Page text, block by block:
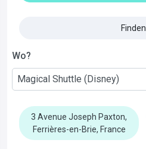
Finden
Wo?
Magical Shuttle (Disney)
3 Avenue Joseph Paxton,
Ferrières-en-Brie, France